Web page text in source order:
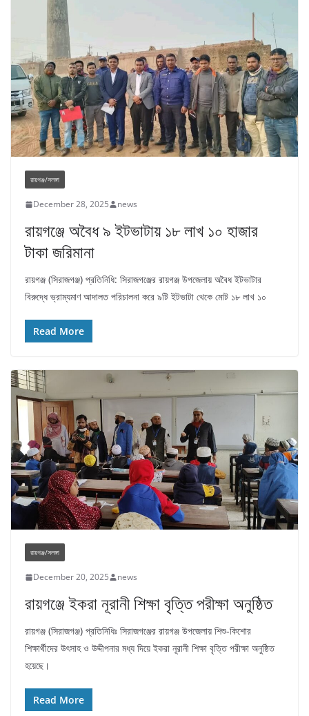
রায়গঞ্জ/সলঙ্গা
December 28, 2025 news
রায়গঞ্জে অবৈধ ৯ ইটভাটায় ১৮ লাখ ১০ হাজার
টাকা জরিমানা
রায়গঞ্জ (সিরাজগঞ্জ) প্রতিনিধি: সিরাজগঞ্জের রায়গঞ্জ উপজেলায় অবৈধ ইটভাটার
বিরুদ্ধে ভ্রাম্যমাণ আদালত পরিচালনা করে ৯টি ইটভাটা থেকে মোট ১৮ লাখ ১০
Read More
রায়গঞ্জ/সলঙ্গা
December 20, 2025 news
রায়গঞ্জে ইকরা নূরানী শিক্ষা বৃত্তি পরীক্ষা অনুষ্ঠিত
রায়গঞ্জ (সিরাজগঞ্জ) প্রতিনিধিঃ সিরাজগঞ্জের রায়গঞ্জ উপজেলায় শিশু-কিশোর
শিক্ষার্থীদের উৎসাহ ও উদ্দীপনার মধ্য দিয়ে ইকরা নূরানী শিক্ষা বৃত্তি পরীক্ষা অনুষ্ঠিত
হয়েছে।
Read More